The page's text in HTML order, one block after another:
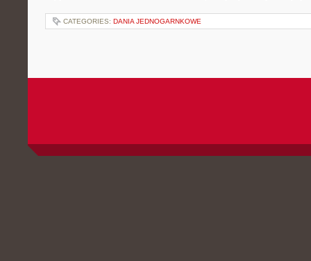
CATEGORIES: DANIA JEDNOGARNKOWE